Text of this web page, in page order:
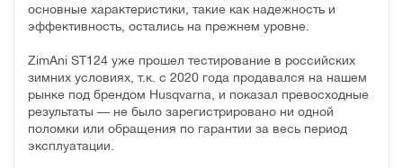
основные характеристики, такие как надежность и
эффективность, остались на прежнем уровне.
ZimAni ST124 уже прошел тестирование в российских
зимних условиях, т.к. с 2020 года продавался на нашем
рынке под брендом Husqvarna, и показал превосходные
результаты — не было зарегистрировано ни одной
поломки или обращения по гарантии за весь период
эксплуатации.